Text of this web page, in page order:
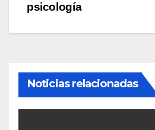
psicología
Noticias relacionadas